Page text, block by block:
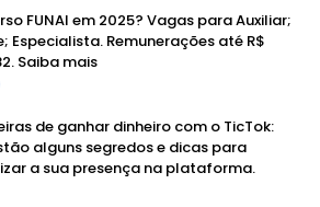
FUNAI em 2025? Vagas para Auxiliar;
Especialista. Remunerações até R$
Saiba mais
de ganhar dinheiro com o TicTok:
alguns segredos e dicas para
a sua presença na plataforma.